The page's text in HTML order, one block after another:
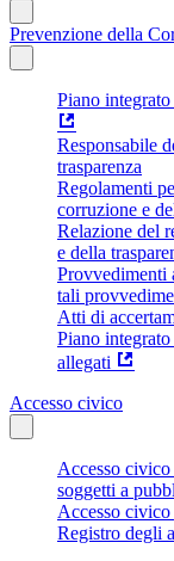
Prevenzione della
Piano
Responsabile
trasparenza
Regolamenti
corruzione e
Relazione del
e della
Provvedimenti
tali
Atti di
Piano
allegati
Accesso civico
Accesso
soggetti a
Accesso
Registro degli